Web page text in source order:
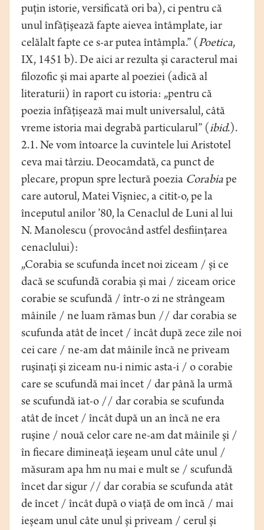
puţin istorie, versificată ori ba), ci pentru că
unul înfăţişează fapte aievea întâmplate, iar
celălalt fapte ce s-ar putea întâmpla.” (Poetica,
IX, 1451 b). De aici ar rezulta şi caracterul mai
filozofic şi mai aparte al poeziei (adică al
literaturii) în raport cu istoria: „pentru că
poezia înfăţişează mai mult universalul, câtă
vreme istoria mai degrabă particularul” (ibid.).
2.1. Ne vom întoarce la cuvintele lui Aristotel
ceva mai târziu. Deocamdată, ca punct de
plecare, propun spre lectură poezia Corabiape
care autorul, Matei Vişniec, a citit-o, pe la
începutul anilor ’80, la Cenaclul de Luni al lui
N. Manolescu (provocând astfel desfiinţarea
cenaclului):
„Corabia se scufunda încet noi ziceam / şi ce
dacă se scufundă corabia şi mai / ziceam orice
corabie se scufundă / într-o zi ne strângeam
mâinile / ne luam rămas bun // dar corabia se
scufunda atât de încet / încât după zece zile noi
cei care / ne-am dat mâinile încă ne priveam
ruşinaţi şi ziceam nu-i nimic asta-i / o corabie
care se scufundă mai încet / dar până la urmă
se scufundă iat-o // dar corabia se scufunda
atât de încet / încât după un an încă ne era
ruşine / nouă celor care ne-am dat mâinile şi /
în fiecare dimineaţă ieşeam unul câte unul /
măsuram apa hm nu mai e mult se / scufundă
încet dar sigur // dar corabia se scufunda atât
de încet / încât după o viaţă de om încă / mai
ieşeam unul câte unul şi priveam / cerul şi